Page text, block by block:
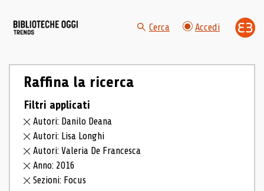
Cerca Accedi
Raffina la ricerca
Filtri applicati
Autori: Danilo Deana
Autori: Lisa Longhi
Autori: Valeria De Francesca
Anno: 2016
Sezioni: Focus